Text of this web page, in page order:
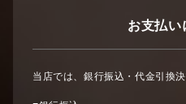
お支払い
当店では、銀行振込・代金引換